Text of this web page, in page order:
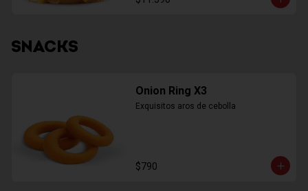
SNACKS
Onion Ring X3
Exquisitos aros de cebolla
$790